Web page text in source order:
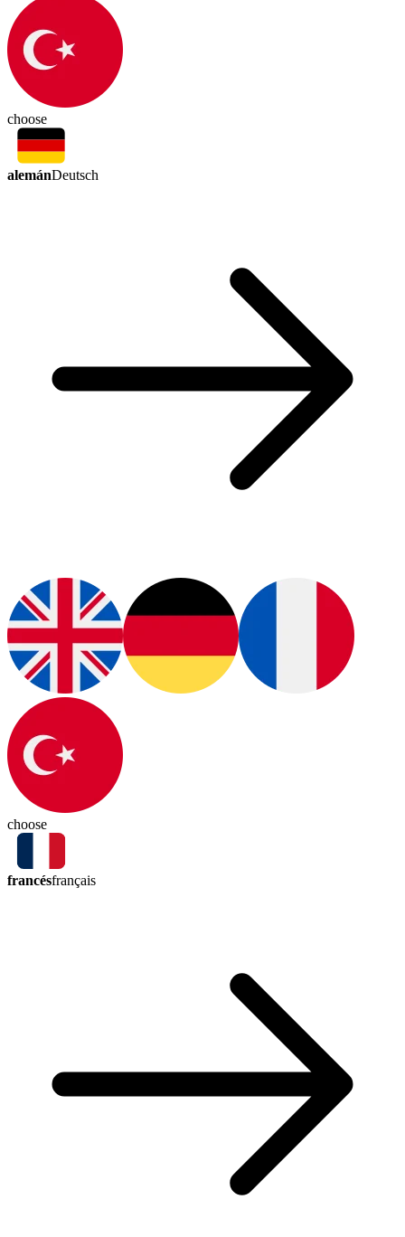
choose
alemánDeutsch
choose
francésfrançais